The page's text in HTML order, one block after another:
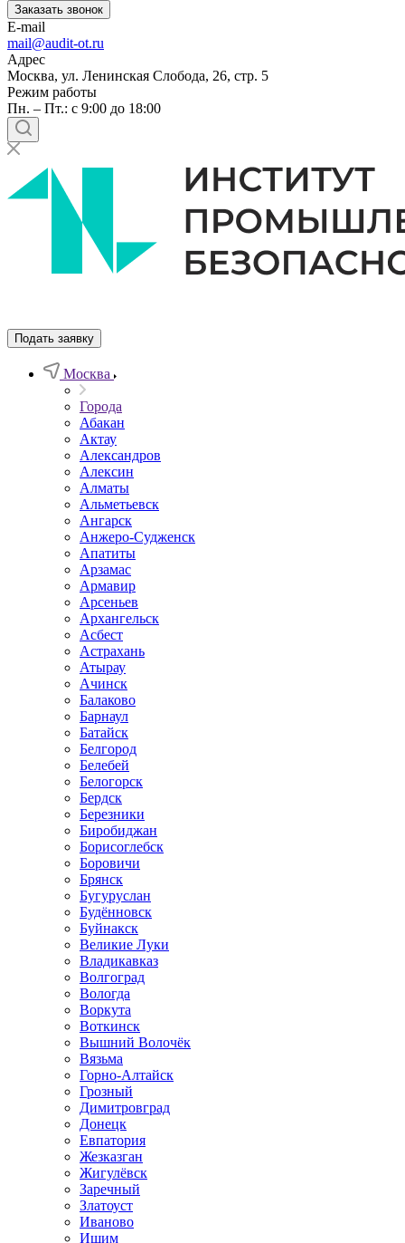
Заказать звонок
E-mail
mail@audit-ot.ru
Адрес
Москва, ул. Ленинская Слобода, 26, стр. 5
Режим работы
Пн. – Пт.: с 9:00 до 18:00
Подать заявку
Москва
Города
Абакан
Актау
Александров
Алексин
Алматы
Альметьевск
Ангарск
Анжеро-Судженск
Апатиты
Арзамас
Армавир
Арсеньев
Архангельск
Асбест
Астрахань
Атырау
Ачинск
Балаково
Барнаул
Батайск
Белгород
Белебей
Белогорск
Бердск
Березники
Биробиджан
Борисоглебск
Боровичи
Брянск
Бугуруслан
Будённовск
Буйнакск
Великие Луки
Владикавказ
Волгоград
Вологда
Воркута
Воткинск
Вышний Волочёк
Вязьма
Горно-Алтайск
Грозный
Димитровград
Донецк
Евпатория
Жезказган
Жигулёвск
Заречный
Златоуст
Иваново
Ишим